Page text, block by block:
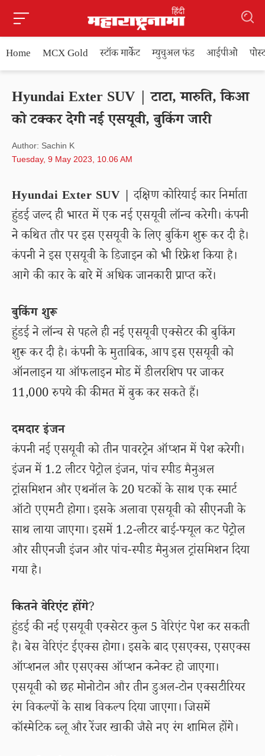
Home MCX Gold स्टॉक मार्केट म्युचुअल फंड आईपीओ
Hyundai Exter SUV | टाटा, मारुति, किआ
को टक्कर देगी नई एसयूवी, बुकिंग जारी
Author: Sachin K
Tuesday, 9 May 2023, 10.06 AM
Hyundai Exter SUV | दक्षिण कोरियाई कार निर्माता
हुंडई जल्द ही भारत में एक नई एसयूवी लॉन्च करेगी। कंपनी
ने कथित तौर पर इस एसयूवी के लिए बुकिंग शुरू कर दी है।
कंपनी ने इस एसयूवी के डिजाइन को भी रिफ्रेश किया है।
आगे की कार के बारे में अधिक जानकारी प्राप्त करें।
बुकिंग शुरू
हुंडई ने लॉन्च से पहले ही नई एसयूवी एक्सेटर की बुकिंग
शुरू कर दी है। कंपनी के मुताबिक, आप इस एसयूवी को
ऑनलाइन या ऑफलाइन मोड में डीलरशिप पर जाकर
11,000 रुपये की कीमत में बुक कर सकते हैं।
दमदार इंजन
कंपनी नई एसयूवी को तीन पावरट्रेन ऑप्शन में पेश करेगी।
इंजन में 1.2 लीटर पेट्रोल इंजन, पांच स्पीड मैनुअल
ट्रांसमिशन और एथनॉल के 20 घटकों के साथ एक स्मार्ट
ऑटो एएमटी होगा। इसके अलावा एसयूवी को सीएनजी के
साथ लाया जाएगा। इसमें 1.2-लीटर बाई-फ्यूल कट पेट्रोल
और सीएनजी इंजन और पांच-स्पीड मैनुअल ट्रांसमिशन दिया
गया है।
कितने वेरिएंट होंगे?
हुंडई की नई एसयूवी एक्सेटर कुल 5 वेरिएंट पेश कर सकती
है। बेस वेरिएंट ईएक्स होगा। इसके बाद एसएक्स, एसएक्स
ऑप्शनल और एसएक्स ऑप्शन कनेक्ट हो जाएगा।
एसयूवी को छह मोनोटोन और तीन डुअल-टोन एक्सटीरियर
रंग विकल्पों के साथ विकल्प दिया जाएगा। जिसमें
कॉस्मेटिक ब्लू और रेंजर खाकी जैसे नए रंग शामिल होंगे।